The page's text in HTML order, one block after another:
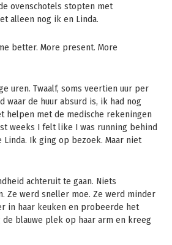
ovenschotels stopten met
alleen nog ik en Linda.
better. More present. More
uren. Twaalf, soms veertien uur per
waar de huur absurd is, ik had nog
helpen met de medische rekeningen
weeks I felt like I was running behind
Ik ging op bezoek. Maar niet
achteruit te gaan. Niets
Ze werd sneller moe. Ze werd minder
in haar keuken en probeerde het
de blauwe plek op haar arm en kreeg